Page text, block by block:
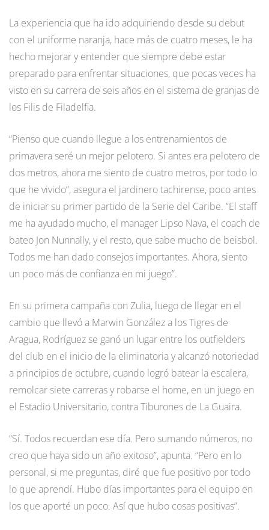
La experiencia que ha ido adquiriendo desde su debut
con el uniforme naranja, hace más de cuatro meses, le ha
hecho mejorar y entender que siempre debe estar
preparado para enfrentar situaciones, que pocas veces ha
visto en su carrera de seis años en el sistema de granjas de
los Filis de Filadelfia.
“Pienso que cuando llegue a los entrenamientos de
primavera seré un mejor pelotero. Si antes era pelotero de
dos metros, ahora me siento de cuatro metros, por todo lo
que he vivido”, asegura el jardinero tachirense, poco antes
de iniciar su primer partido de la Serie del Caribe. “El staff
me ha ayudado mucho, el manager Lipso Nava, el coach de
bateo Jon Nunnally, y el resto, que sabe mucho de beisbol.
Todos me han dado consejos importantes. Ahora, siento
un poco más de confianza en mi juego”.
En su primera campaña con Zulia, luego de llegar en el
cambio que llevó a Marwin González a los Tigres de
Aragua, Rodríguez se ganó un lugar entre los outfielders
del club en el inicio de la eliminatoria y alcanzó notoriedad
a principios de octubre, cuando logró batear la escalera,
remolcar siete carreras y robarse el home, en un juego en
el Estadio Universitario, contra Tiburones de La Guaira.
“Sí. Todos recuerdan ese día. Pero sumando números, no
creo que haya sido un año exitoso”, apunta. “Pero en lo
personal, si me preguntas, diré que fue positivo por todo
lo que aprendí. Hubo días importantes para el equipo en
los que aporté un poco. Así que hubo cosas positivas”.